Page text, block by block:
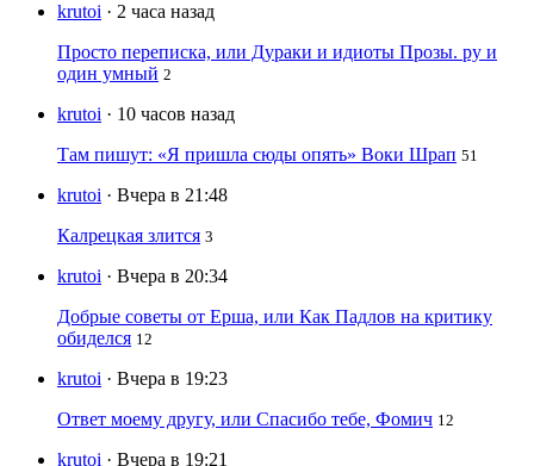
krutoi · 2 часа назад
Просто переписка, или Дураки и идиоты Прозы. ру и
один умный 2
krutoi · 10 часов назад
Там пишут: «Я пришла сюды опять» Воки Шрап 51
krutoi · Вчера в 21:48
Калрецкая злится 3
krutoi · Вчера в 20:34
Добрые советы от Ерша, или Как Падлов на критику
обиделся 12
krutoi · Вчера в 19:23
Ответ моему другу, или Спасибо тебе, Фомич 12
krutoi · Вчера в 19:21